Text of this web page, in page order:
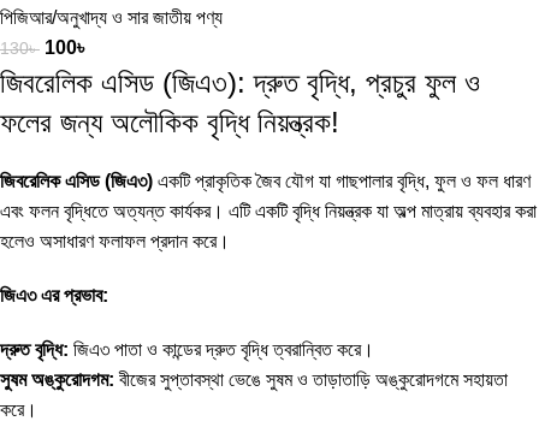
পিজিআর/অনুখাদ্য ও সার জাতীয় পণ্য
130৳ 100৳
জিবরেলিক এসিড (জিএ৩): দ্রুত বৃদ্ধি, প্রচুর ফুল ও
ফলের জন্য অলৌকিক বৃদ্ধি নিয়ন্ত্রক!
জিবরেলিক এসিড (জিএ৩) একটি প্রাকৃতিক জৈব যৌগ যা গাছপালার বৃদ্ধি, ফুল ও ফল ধারণ
এবং ফলন বৃদ্ধিতে অত্যন্ত কার্যকর। এটি একটি বৃদ্ধি নিয়ন্ত্রক যা অল্প মাত্রায় ব্যবহার করা
হলেও অসাধারণ ফলাফল প্রদান করে।
জিএ৩ এর প্রভাব:
দ্রুত বৃদ্ধি: জিএ৩ পাতা ও কান্ডের দ্রুত বৃদ্ধি ত্বরান্বিত করে।
সুষম অঙ্কুরোদগম: বীজের সুপ্তাবস্থা ভেঙে সুষম ও তাড়াতাড়ি অঙ্কুরোদগমে সহায়তা
করে।